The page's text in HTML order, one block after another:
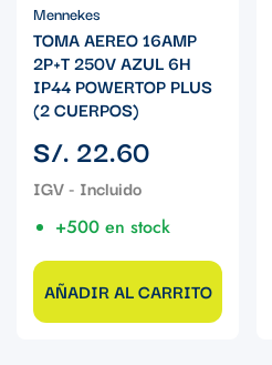
Mennekes
TOMA AEREO 16AMP
2P+T 250V AZUL 6H
IP44 POWERTOP PLUS
(2 CUERPOS)
Precio
regular
S/. 22.60
+500 en stock
AÑADIR AL CARRITO